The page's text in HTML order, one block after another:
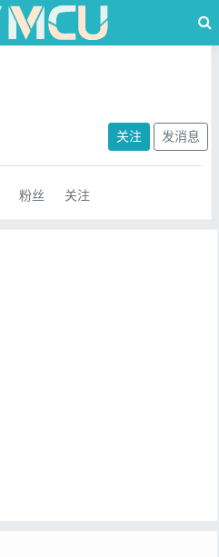
关注 发消息
粉丝 关注